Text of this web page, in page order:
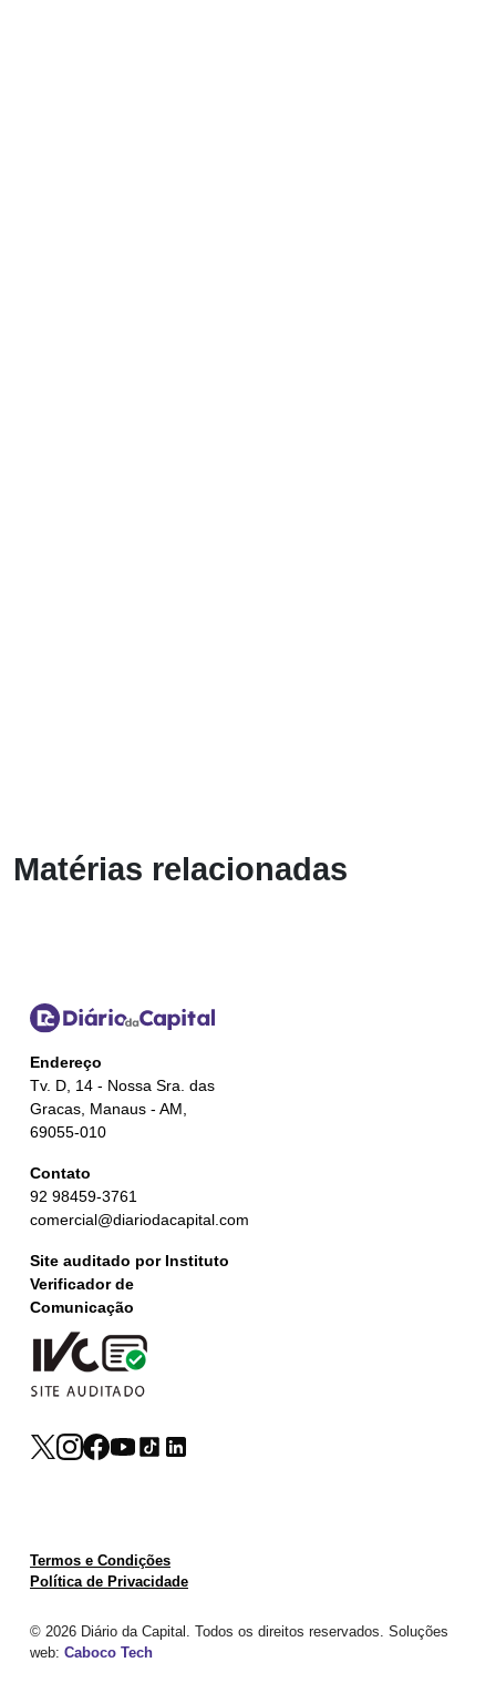
Matérias relacionadas
Endereço
Tv. D, 14 - Nossa Sra. das
Gracas, Manaus - AM,
69055-010
Contato
92 98459-3761
comercial@diariodacapital.com
Site auditado por Instituto
Verificador de
Comunicação
© 2026 Diário da Capital. Todos os direitos reservados. Soluções
web: Caboco Tech
Termos e Condições
Política de Privacidade